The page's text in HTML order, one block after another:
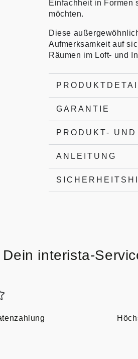
Einfachheit in Formen
möchten.
Diese
Aufmerksamkeit auf
Räumen im Loft- und
GARANTIE
PRODUKT-
ANLEITUNG
Dein interista-